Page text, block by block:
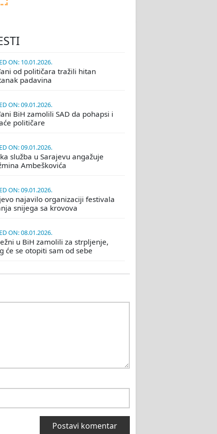
ON: 10.01.2026.
od političara tražili hitan
padavina
ON: 09.01.2026.
BiH zamolili SAD da pohapsi i
političare
ON: 09.01.2026.
služba u Sarajevu angažuje
Ambeškovića
ON: 09.01.2026.
najavilo organizaciji festivala
snijega sa krovova
ON: 08.01.2026.
u BiH zamolili za strpljenje,
će se otopiti sam od sebe